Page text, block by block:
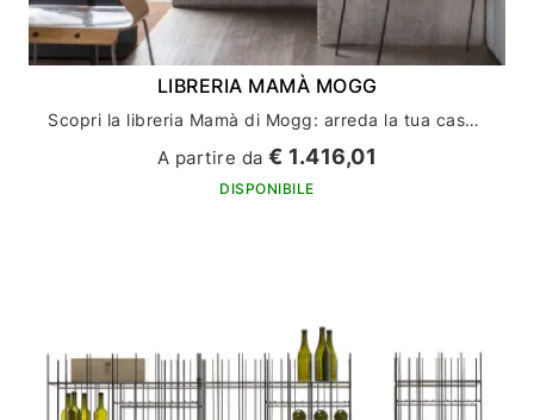
LIBRERIA MAMÀ MOGG
Scopri la libreria Mamà di Mogg: arreda la tua casa con stile ed eleganza
A partire da€ 1.416,01
DISPONIBILE